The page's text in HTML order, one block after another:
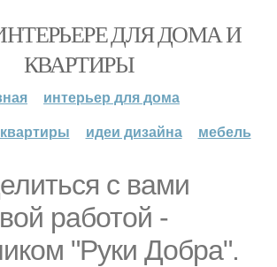
ДЛЯ ДОМА И
КВАРТИРЫ
интерьер для дома
идеи дизайна мебель
с вами
работой -
"Руки Добра".